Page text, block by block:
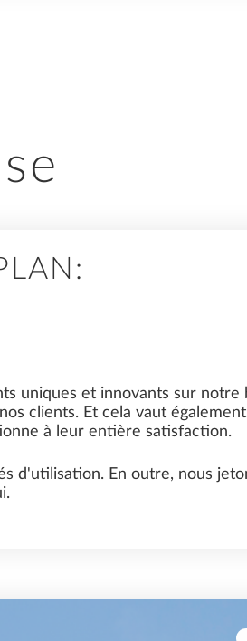
uniques et innovants sur notre
clients. Et cela vaut
à leur entière satisfaction.
d'utilisation. En outre, nous